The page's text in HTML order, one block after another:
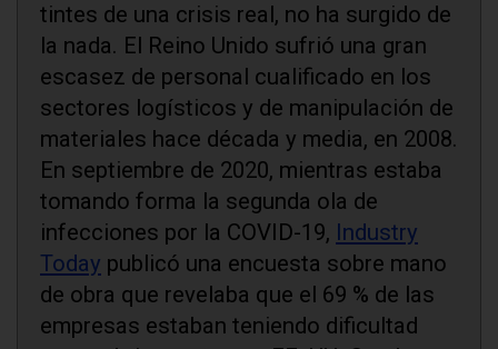
tintes de una crisis real, no ha surgido de
la nada. El Reino Unido sufrió una gran
escasez de personal cualificado en los
sectores logísticos y de manipulación de
materiales hace década y media, en 2008.
En septiembre de 2020, mientras estaba
tomando forma la segunda ola de
infecciones por la COVID-19, Industry
Today publicó una encuesta sobre mano
de obra que revelaba que el 69 % de las
empresas estaban teniendo dificultad